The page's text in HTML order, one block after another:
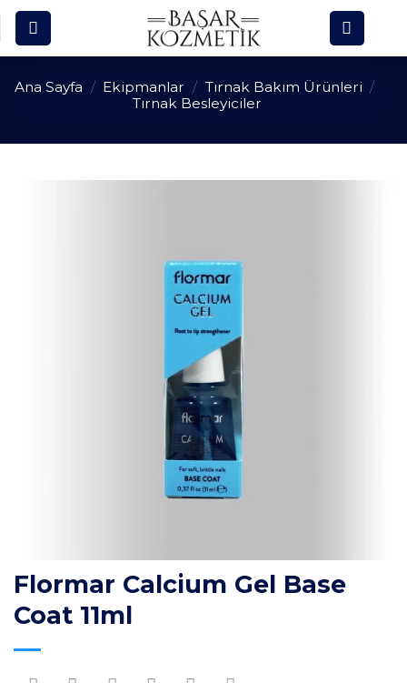
Skip
to
Ana Sayfa / Ekipmanlar / Tırnak Bakım Ürünleri /
Tırnak Besleyiciler
Flormar Calcium Gel Base
Coat 11ml